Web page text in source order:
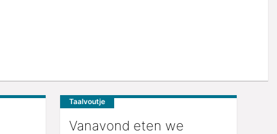
Taalvoutje
Vanavond eten we